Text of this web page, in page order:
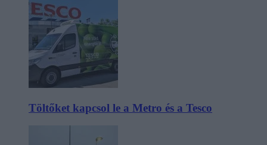
Töltőket kapcsol le a Metro és a Tesco